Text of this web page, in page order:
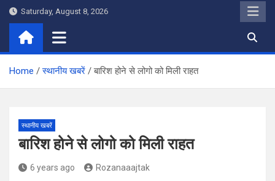
Skip
content
Saturday, August 8, 2026
Home स्थानीय खबरें बारिश होने से लोगो को मिली राहत
स्थानीय खबरें
बारिश होने से लोगो को मिली राहत
6 years ago Rozanaaajtak